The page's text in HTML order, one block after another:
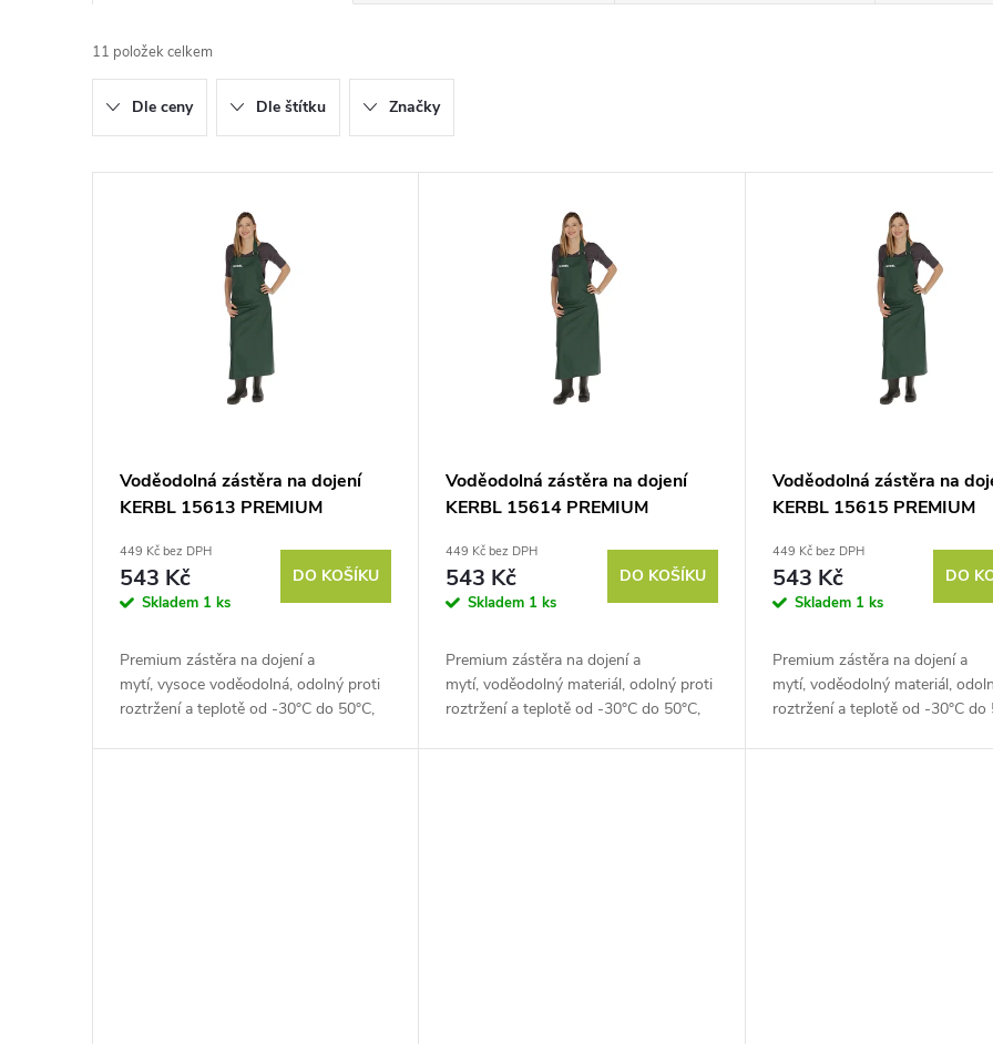
a
z
e
n
11 položek celkem
Dle ceny Dle štítku Značky
k
Voděodolná zástěra na dojení
KERBL 15613 PREMIUM
449 Kč bez DPH
543 Kč
Skladem 1 ks
DO KOŠÍKU
Premium zástěra na dojení a
mytí, vysoce voděodolná, odolný proti
roztržení a teplotě od -30°C do 50°C,
Voděodolná zástěra na dojení
KERBL 15614 PREMIUM
449 Kč bez DPH
543 Kč
Skladem 1 ks
DO KOŠÍKU
Premium zástěra na dojení a
mytí, voděodolný materiál, odolný proti
roztržení a teplotě od -30°C do 50°C,
Voděodolná zástěra na
KERBL 15615 PREMIUM
449 Kč bez DPH
543 Kč
Skladem 1 ks
DO
Premium zástěra na dojení a
mytí, voděodolný materiál,
roztržení a teplotě od -30°C do